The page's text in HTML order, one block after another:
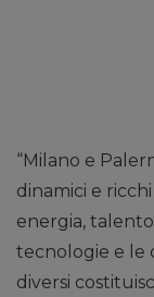
“Milano e
dinamici e
energia,
tecnologie e le
diversi